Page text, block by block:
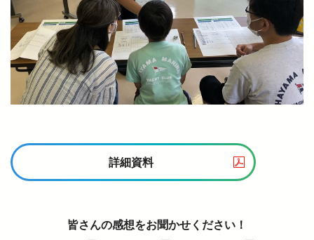
詳細資料
皆さんの感想をお聞かせください！